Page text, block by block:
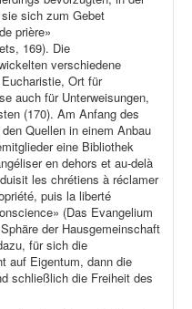
sich zum Gebet
prière»
169). Die
verschiedene
Ort für
auch für Unterweisungen,
(170). Am Anfang des
Quellen in einem Anbau
eine Bibliothek
en dehors et au-delà
les chrétiens à réclamer
puis la liberté
(Das Evangelium
der Hausgemeinschaft
für sich die
auf Eigentum, dann die
schließlich die Freiheit des